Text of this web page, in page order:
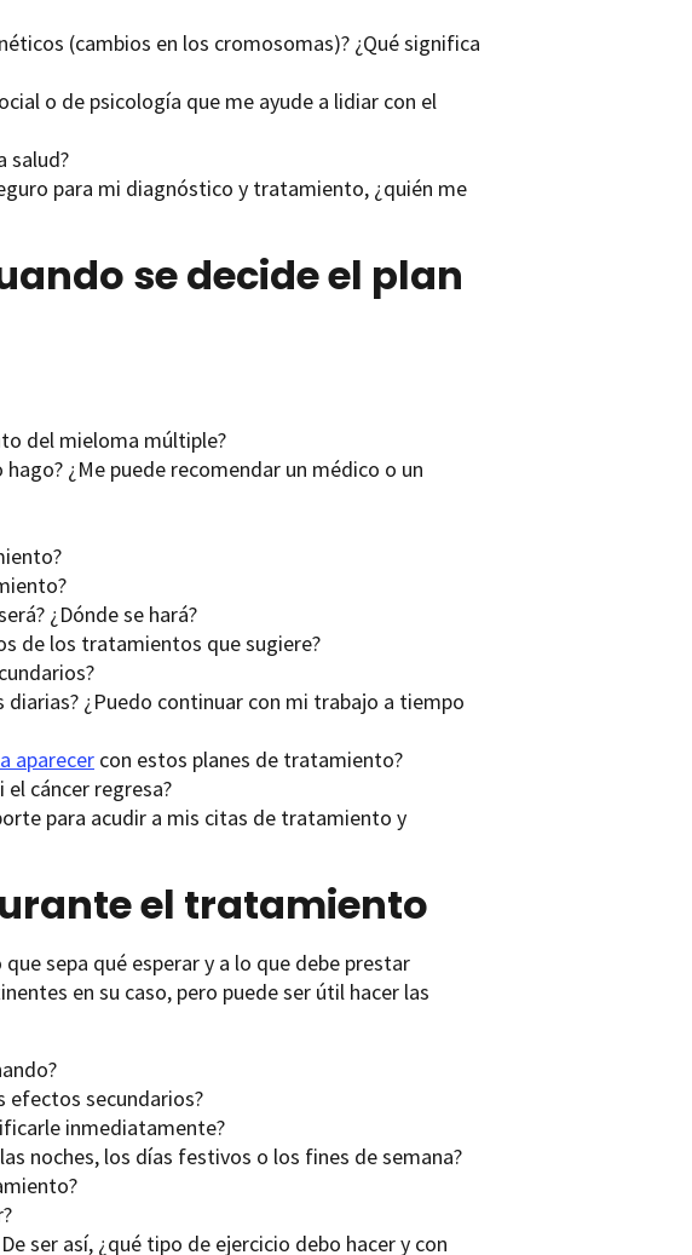
(cambios en los cromosomas)? ¿Qué significa
o de psicología que me ayude a lidiar con el
salud?
para mi diagnóstico y tratamiento, ¿quién me
se decide el plan
del mieloma múltiple?
hago? ¿Me puede recomendar un médico o un
¿Dónde se hará?
de los tratamientos que sugiere?
¿Puedo continuar con mi trabajo a tiempo
aparecer con estos planes de tratamiento?
cáncer regresa?
para acudir a mis citas de tratamiento y
el tratamiento
sepa qué esperar y a lo que debe prestar
en su caso, pero puede ser útil hacer las
efectos secundarios?
inmediatamente?
noches, los días festivos o los fines de semana?
ser así, ¿qué tipo de ejercicio debo hacer y con